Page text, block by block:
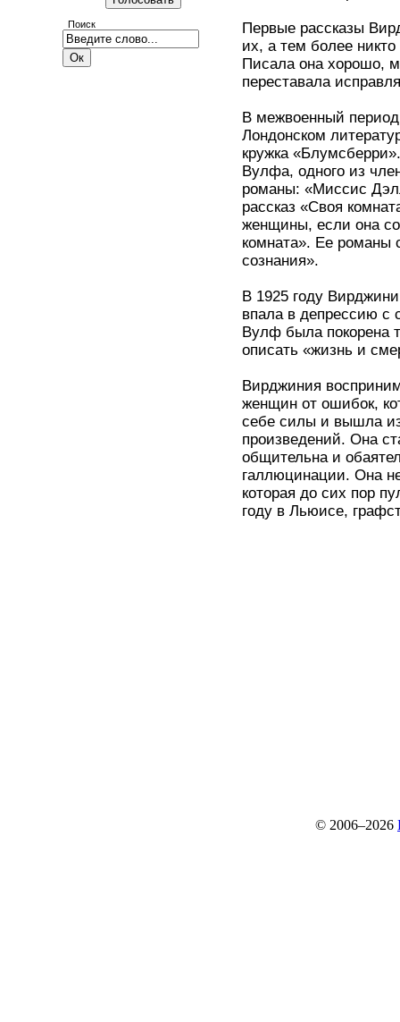
Поиск
Первые рассказы
их, а тем более
Писала она хорошо,
переставала
В межвоенный
Лондонском
кружка
Вулфа, одного из
романы: «Миссис
рассказ «Своя
женщины, если она
комната». Ее романы
сознания».
В 1925 году
впала в депрессию
Вулф была покорена
описать «жизнь и
Вирджиния
женщин от ошибок,
себе силы и вышла из
произведений. Она
общительна и
галлюцинации. Она
которая до сих пор
году в Льюисе,
© 2006–2026